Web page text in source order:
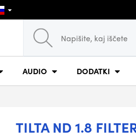
AUDIO DODATKI
TILTA ND 1.8